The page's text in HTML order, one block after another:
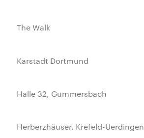
The Walk
Karstadt Dortmund
Halle 32, Gummersbach
Herberzhäuser, Krefeld-Uerdingen